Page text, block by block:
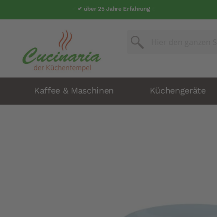
✔ über 25 Jahre Erfahrung
Suche
Kaffee & Maschinen Küchengeräte